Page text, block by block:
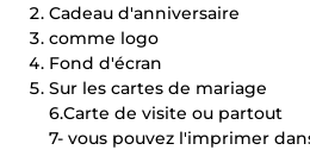
Cadeau d'anniversaire
comme logo
Fond d'écran
Sur les cartes de mariage
6.Carte de visite ou partout
7- vous pouvez l'imprimer